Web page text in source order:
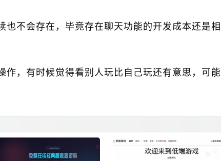
不会存在，毕竟存在聊天功能的开发成本还是相
作，有时候觉得看别人玩比自己玩还有意思，可能